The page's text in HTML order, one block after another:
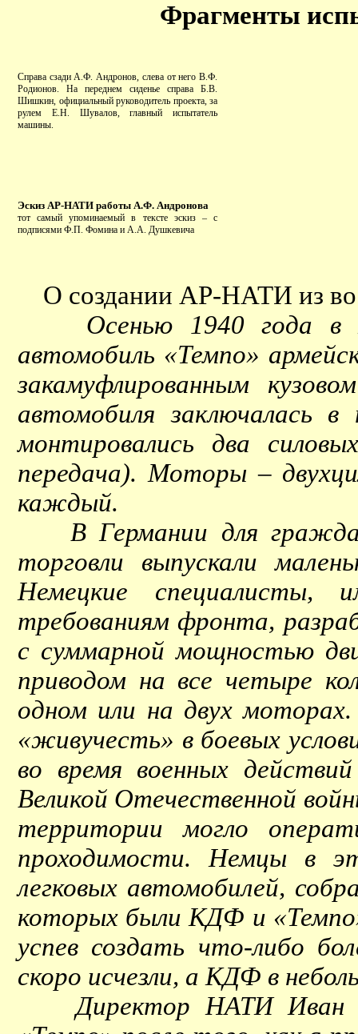
Фрагменты
Справа сзади А.Ф. Андронов, слева от него В.Ф.
Родионов. На переднем сиденье справа Б.В.
Шишкин, официальный руководитель проекта, за
рулем Е.Н. Шувалов, главный испытатель
машины.
Эскиз АР-НАТИ работы А.Ф. Андронова
тот самый упоминаемый в тексте эскиз – с
подписями Ф.П. Фомина и А.А. Душкевича
О создании АР-НАТИ из
Осенью 1940 года в
автомобиль «Темпо»
закамуфлированным
автомобиля заключалась
монтировались два
передача). Моторы –
каждый.
В Германии для
торговли выпускали
Немецкие специалисты,
требованиям фронта,
с суммарной мощностью
приводом на все четыре
одном или на двух
«живучесть» в боевых
во время военных
Великой Отечественной
территории могло
проходимости. Немцы в
легковых автомобилей,
которых были КДФ и
успев создать что-либо
скоро исчезли, а КДФ в
Директор НАТИ Иван